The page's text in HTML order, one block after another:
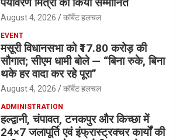
August 4, 2026 कॉर्बेट हलचल
EVENT
मसूरी विधानसभा को ₹17.80 करोड़ की
सौगात; सीएम धामी बोले — “बिना रुके, बिना
थके हर वादा कर रहे पूरा”
August 4, 2026 कॉर्बेट हलचल
ADMINISTRATION
हल्द्वानी, चंपावत, टनकपुर और किच्छा में
24×7 जलापूर्ति एवं इंफ्रास्ट्रक्चर कार्यों की